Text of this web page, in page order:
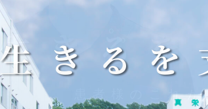
生きる
生きる
患者様のこれ
生きる
社会との繋がり
生きる
人生に伴
生きる
その人らしさ